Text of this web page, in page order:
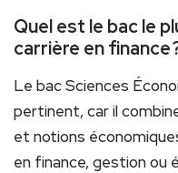
Quel est le bac le
carrière en finance
Le bac Sciences
pertinent, car il
et notions
en finance, gestion ou